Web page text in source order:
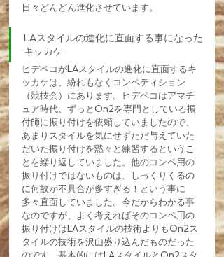
日々どんどん進化させています。
LAスタイルの進化に直面する事になった
キッカケ
ヒデペコがLAスタイルの進化に直面するキ
ッカケは、紛れもなくコンペティション
（競技会）にあります。ヒデペコはアマチ
ュア時代、ずっとOn2を専門としている振
付師に振り付けを依頼していましたので、
あまりスタイルを気にせずただ与えていた
だいた振り付けを黙々と練習するというこ
とを繰り返していました。他のコンペ用の
振り付けではないものは、しっくりくるの
に何故か不具合が多すぎる！という事に
多々直面していました。今だからわかる事
なのですが、よく考えればそのコンペ用の
振り付けはLAスタイルの技術よりもOn2ス
タイルの技術を沢山盛り込んだものだった